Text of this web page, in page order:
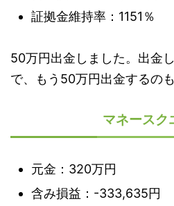
証拠金維持率：1151％
50万円出金しました。出金
で、もう50万円出金するのも
マネースク
元金：320万円
含み損益：-333,635円